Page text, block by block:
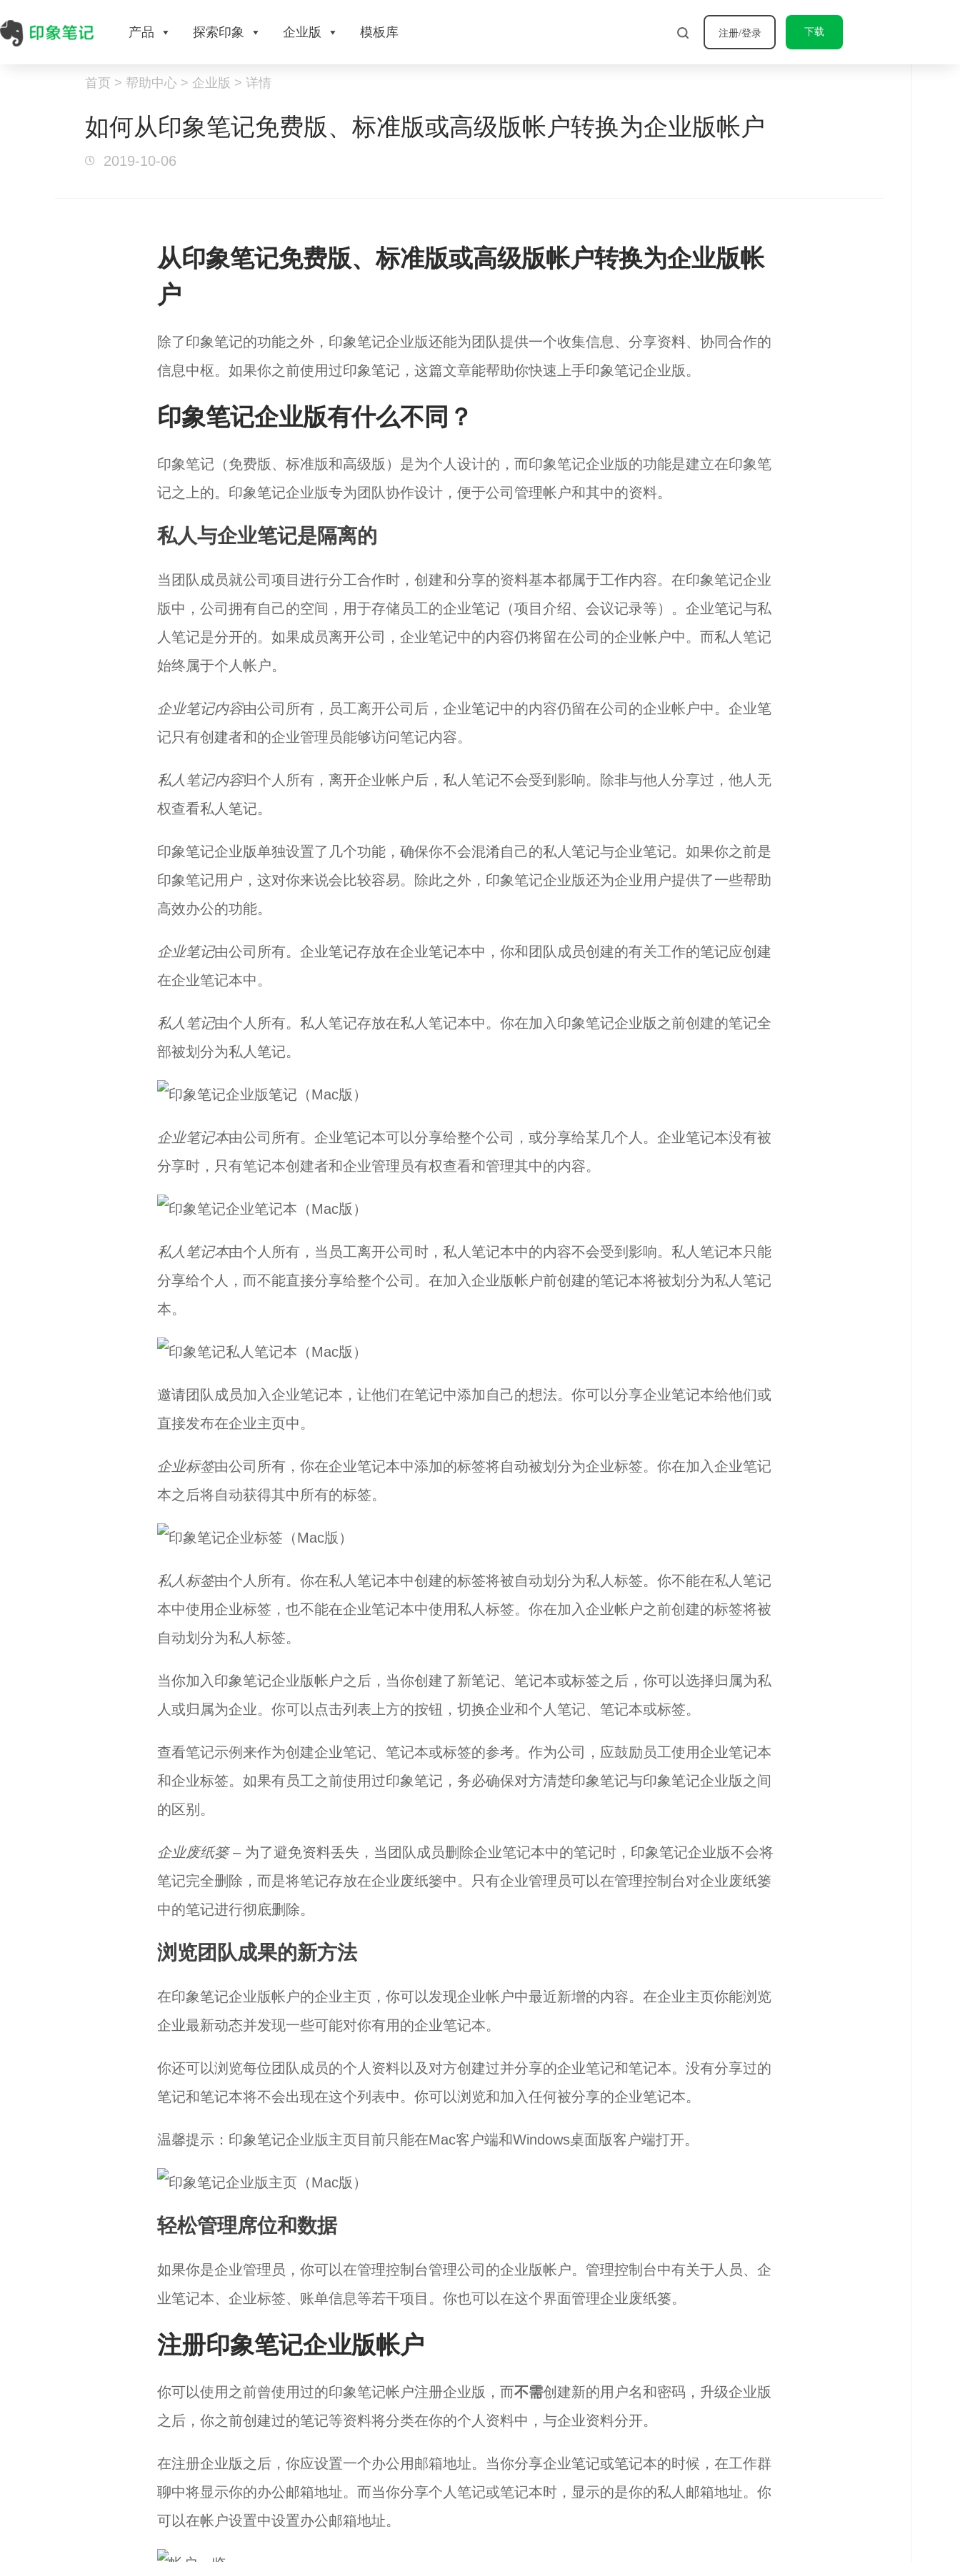
产品 探索印象 企业版 模板库 下载
注册/登录
首页 > 帮助中心 > 企业版 > 详情
如何从印象笔记免费版、标准版或高级版帐户转换为企业版帐户
2019-10-06
从印象笔记免费版、标准版或高级版帐户转换为企业版帐
户
除了印象笔记的功能之外，印象笔记企业版还能为团队提供一个收集信息、分享资料、协同合作的
信息中枢。如果你之前使用过印象笔记，这篇文章能帮助你快速上手印象笔记企业版。
印象笔记企业版有什么不同？
印象笔记（免费版、标准版和高级版）是为个人设计的，而印象笔记企业版的功能是建立在印象笔
记之上的。印象笔记企业版专为团队协作设计，便于公司管理帐户和其中的资料。
私人与企业笔记是隔离的
当团队成员就公司项目进行分工合作时，创建和分享的资料基本都属于工作内容。在印象笔记企业
版中，公司拥有自己的空间，用于存储员工的企业笔记（项目介绍、会议记录等）。企业笔记与私
人笔记是分开的。如果成员离开公司，企业笔记中的内容仍将留在公司的企业帐户中。而私人笔记
始终属于个人帐户。
企业笔记内容由公司所有，员工离开公司后，企业笔记中的内容仍留在公司的企业帐户中。企业笔
记只有创建者和的企业管理员能够访问笔记内容。
私人笔记内容归个人所有，离开企业帐户后，私人笔记不会受到影响。除非与他人分享过，他人无
权查看私人笔记。
印象笔记企业版单独设置了几个功能，确保你不会混淆自己的私人笔记与企业笔记。如果你之前是
印象笔记用户，这对你来说会比较容易。除此之外，印象笔记企业版还为企业用户提供了一些帮助
高效办公的功能。
企业笔记由公司所有。企业笔记存放在企业笔记本中，你和团队成员创建的有关工作的笔记应创建
在企业笔记本中。
私人笔记由个人所有。私人笔记存放在私人笔记本中。你在加入印象笔记企业版之前创建的笔记全
部被划分为私人笔记。
企业笔记本由公司所有。企业笔记本可以分享给整个公司，或分享给某几个人。企业笔记本没有被
分享时，只有笔记本创建者和企业管理员有权查看和管理其中的内容。
私人笔记本由个人所有，当员工离开公司时，私人笔记本中的内容不会受到影响。私人笔记本只能
分享给个人，而不能直接分享给整个公司。在加入企业版帐户前创建的笔记本将被划分为私人笔记
本。
邀请团队成员加入企业笔记本，让他们在笔记中添加自己的想法。你可以分享企业笔记本给他们或
直接发布在企业主页中。
企业标签由公司所有，你在企业笔记本中添加的标签将自动被划分为企业标签。你在加入企业笔记
本之后将自动获得其中所有的标签。
私人标签由个人所有。你在私人笔记本中创建的标签将被自动划分为私人标签。你不能在私人笔记
本中使用企业标签，也不能在企业笔记本中使用私人标签。你在加入企业帐户之前创建的标签将被
自动划分为私人标签。
当你加入印象笔记企业版帐户之后，当你创建了新笔记、笔记本或标签之后，你可以选择归属为私
人或归属为企业。你可以点击列表上方的按钮，切换企业和个人笔记、笔记本或标签。
查看笔记示例 来作为创建企业笔记、笔记本或标签的参考。作为公司，应鼓励员工使用企业笔记本
和企业标签。如果有员工之前使用过印象笔记，务必确保对方清楚印象笔记与印象笔记企业版之间
的区别。
企业废纸篓– 为了避免资料丢失，当团队成员删除企业笔记本中的笔记时，印象笔记企业版不会将
笔记完全删除，而是将笔记存放在企业废纸篓中。只有企业管理员可以在管理控制台对企业废纸篓
中的笔记进行彻底删除。
浏览团队成果的新方法
在印象笔记企业版帐户的企业主页，你可以发现企业帐户中最近新增的内容。在企业主页你能浏览
企业最新动态并发现一些可能对你有用的企业笔记本。
你还可以浏览每位团队成员的个人资料以及对方创建过并分享的企业笔记和笔记本。没有分享过的
笔记和笔记本将不会出现在这个列表中。你可以浏览和加入任何被分享的企业笔记本。
温馨提示：印象笔记企业版主页目前只能在Mac客户端和Windows桌面版客户端打开。
轻松管理席位和数据
如果你是企业管理员，你可以在管理控制台管理公司的企业版帐户。管理控制台中有关于人员、企
业笔记本、企业标签、账单信息等若干项目。你也可以在这个界面管理企业废纸篓。
注册印象笔记企业版帐户
你可以使用之前曾使用过的印象笔记帐户注册企业版，而不需创建新的用户名和密码，升级企业版
之后，你之前创建过的笔记等资料将分类在你的个人资料中，与企业资料分开。
在注册企业版之后，你应设置一个办公用邮箱地址。当你分享企业笔记或笔记本的时候，在工作群
聊中将显示你的办公邮箱地址。而当你分享个人笔记或笔记本时，显示的是你的私人邮箱地址。你
可以在帐户设置中设置办公邮箱地址。